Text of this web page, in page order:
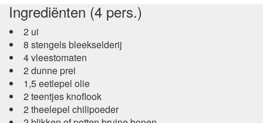
Ingrediënten (4 pers.)
2 ui
8 stengels bleekselderij
4 vleestomaten
2 dunne prei
1,5 eetlepel olie
2 teentjes knoflook
2 theelepel chilipoeder